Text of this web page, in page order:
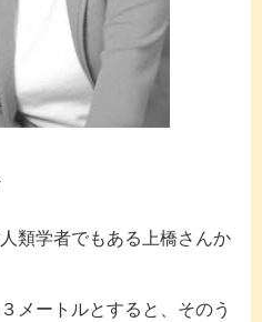
類学者でもある上橋さんか
メートルとすると、そのう